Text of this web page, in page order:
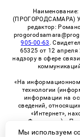
Наименование:
(ПРОГОРОДСАМАРА)
редактор:
905-00-63 .
65325 от 12
надзору в сфере
«На информационном
технологии
информации на
сведений,
«Интернет»,
Федерации)».
технологий в
Мы используем